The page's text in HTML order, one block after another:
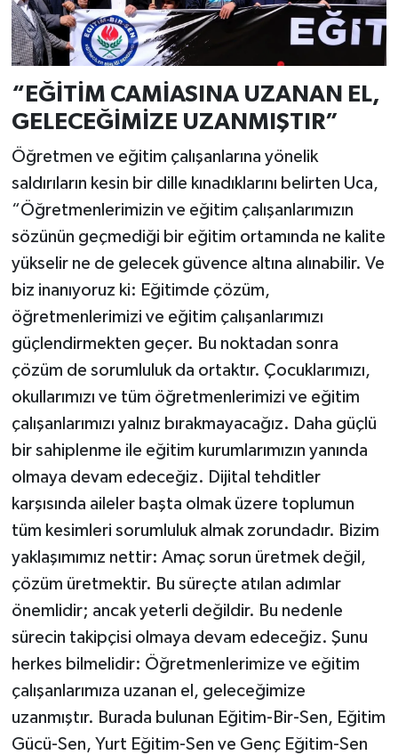
“EĞİTİM CAMİASINA UZANAN EL,
GELECEĞİMİZE UZANMIŞTIR”
Öğretmen ve eğitim çalışanlarına yönelik
saldırıların kesin bir dille kınadıklarını belirten Uca,
“Öğretmenlerimizin ve eğitim çalışanlarımızın
sözünün geçmediği bir eğitim ortamında ne kalite
yükselir ne de gelecek güvence altına alınabilir. Ve
biz inanıyoruz ki: Eğitimde çözüm,
öğretmenlerimizi ve eğitim çalışanlarımızı
güçlendirmekten geçer. Bu noktadan sonra
çözüm de sorumluluk da ortaktır. Çocuklarımızı,
okullarımızı ve tüm öğretmenlerimizi ve eğitim
çalışanlarımızı yalnız bırakmayacağız. Daha güçlü
bir sahiplenme ile eğitim kurumlarımızın yanında
olmaya devam edeceğiz. Dijital tehditler
karşısında aileler başta olmak üzere toplumun
tüm kesimleri sorumluluk almak zorundadır. Bizim
yaklaşımımız nettir: Amaç sorun üretmek değil,
çözüm üretmektir. Bu süreçte atılan adımlar
önemlidir; ancak yeterli değildir. Bu nedenle
sürecin takipçisi olmaya devam edeceğiz. Şunu
herkes bilmelidir: Öğretmenlerimize ve eğitim
çalışanlarımıza uzanan el, geleceğimize
uzanmıştır. Burada bulunan Eğitim-Bir-Sen, Eğitim
Gücü-Sen, Yurt Eğitim-Sen ve Genç Eğitim-Sen